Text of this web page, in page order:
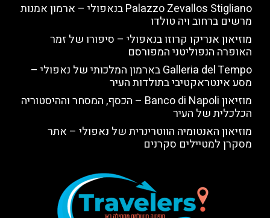
Palazzo Zevallos Stigliano בנאפולי – ארמון אמנות
מרשים ברחוב ויה טולדו
מוזיאון אנריקו קרוזו בנאפולי – סיפורו של זמר
האופרה הנפוליטני המפורסם
Galleria del Tempo בארמון המלכותי של נאפולי –
מסע אינטראקטיבי בתולדות העיר
מוזיאון Banco di Napoli – הכסף, המסחר וההיסטוריה
הכלכלית של העיר
מוזיאון האנטומיה הווטרינרית של נאפולי – אתר
מסקרן למטיילים סקרנים